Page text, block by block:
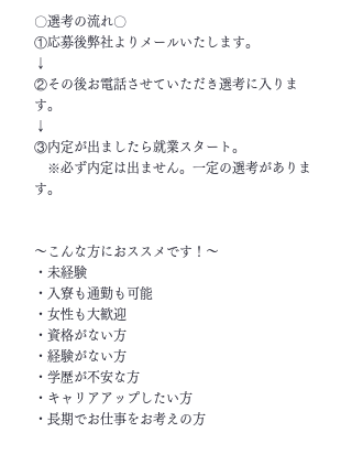
〇選考の流れ〇
①応募後弊社よりメールいたします。
↓
②その後お電話させていただき選考に入りま
す。
↓
③内定が出ましたら就業スタート。
※必ず内定は出ません。一定の選考がありま
す。
～こんな方におススメです！～
・未経験
・入寮も通勤も可能
・女性も大歓迎
・資格がない方
・経験がない方
・学歴が不安な方
・キャリアアップしたい方
・長期でお仕事をお考えの方